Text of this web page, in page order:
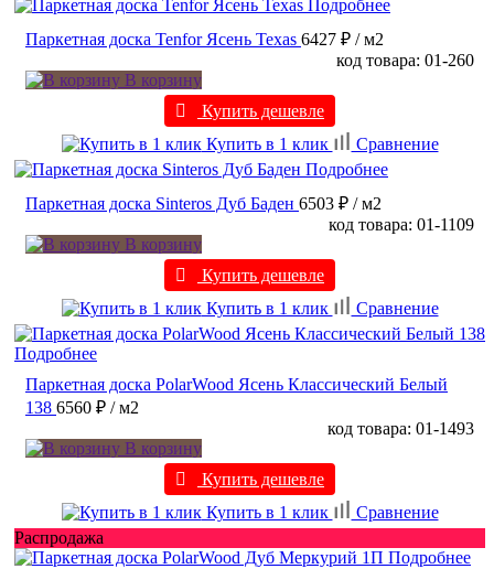
Подробнее
Паркетная доска Tenfor Ясень Texas 6427 ₽ / м2
код товара: 01-260
В корзину
Купить дешевле
Купить в 1 клик
Сравнение
Подробнее
Паркетная доска Sinteros Дуб Баден 6503 ₽ / м2
код товара: 01-1109
В корзину
Купить дешевле
Купить в 1 клик
Сравнение
Подробнее
Паркетная доска PolarWood Ясень Классический Белый
138 6560 ₽ / м2
код товара: 01-1493
В корзину
Купить дешевле
Купить в 1 клик
Сравнение
Распродажа
Подробнее